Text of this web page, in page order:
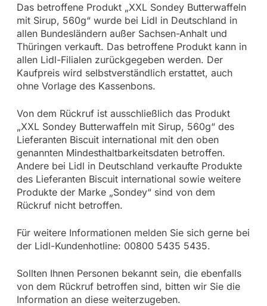
Das betroffene Produkt „XXL Sondey Butterwaffeln
mit Sirup, 560g“ wurde bei Lidl in Deutschland in
allen Bundesländern außer Sachsen-Anhalt und
Thüringen verkauft. Das betroffene Produkt kann in
allen Lidl-Filialen zurückgegeben werden. Der
Kaufpreis wird selbstverständlich erstattet, auch
ohne Vorlage des Kassenbons.
Von dem Rückruf ist ausschließlich das Produkt
„XXL Sondey Butterwaffeln mit Sirup, 560g“ des
Lieferanten Biscuit international mit den oben
genannten Mindesthaltbarkeitsdaten betroffen.
Andere bei Lidl in Deutschland verkaufte Produkte
des Lieferanten Biscuit international sowie weitere
Produkte der Marke „Sondey“ sind von dem
Rückruf nicht betroffen.
Für weitere Informationen melden Sie sich gerne bei
der Lidl-Kundenhotline: 00800 5435 5435.
Sollten Ihnen Personen bekannt sein, die ebenfalls
von dem Rückruf betroffen sind, bitten wir Sie die
Information an diese weiterzugeben.